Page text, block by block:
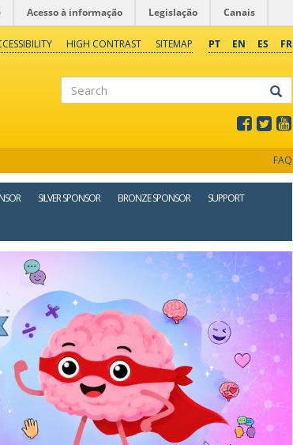
Acesso à informação Legislação Canais
PT EN ES FR
HIGH CONTRAST SITEMAP
FAQ
SILVER SPONSOR BRONZE SPONSOR SUPPORT